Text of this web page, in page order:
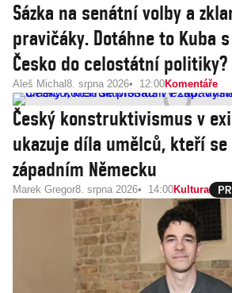
Sázka na senátní volby a
pravičáky. Dotáhne to Kuba
Česko do celostátní politiky?
Aleš Michal 8. srpna 2026 12:00Komentáře
Český konstruktivismus v
ukazuje díla umělců, kteří
západním Německu
Marek Gregor8. srpna 2026 14:00Kultura